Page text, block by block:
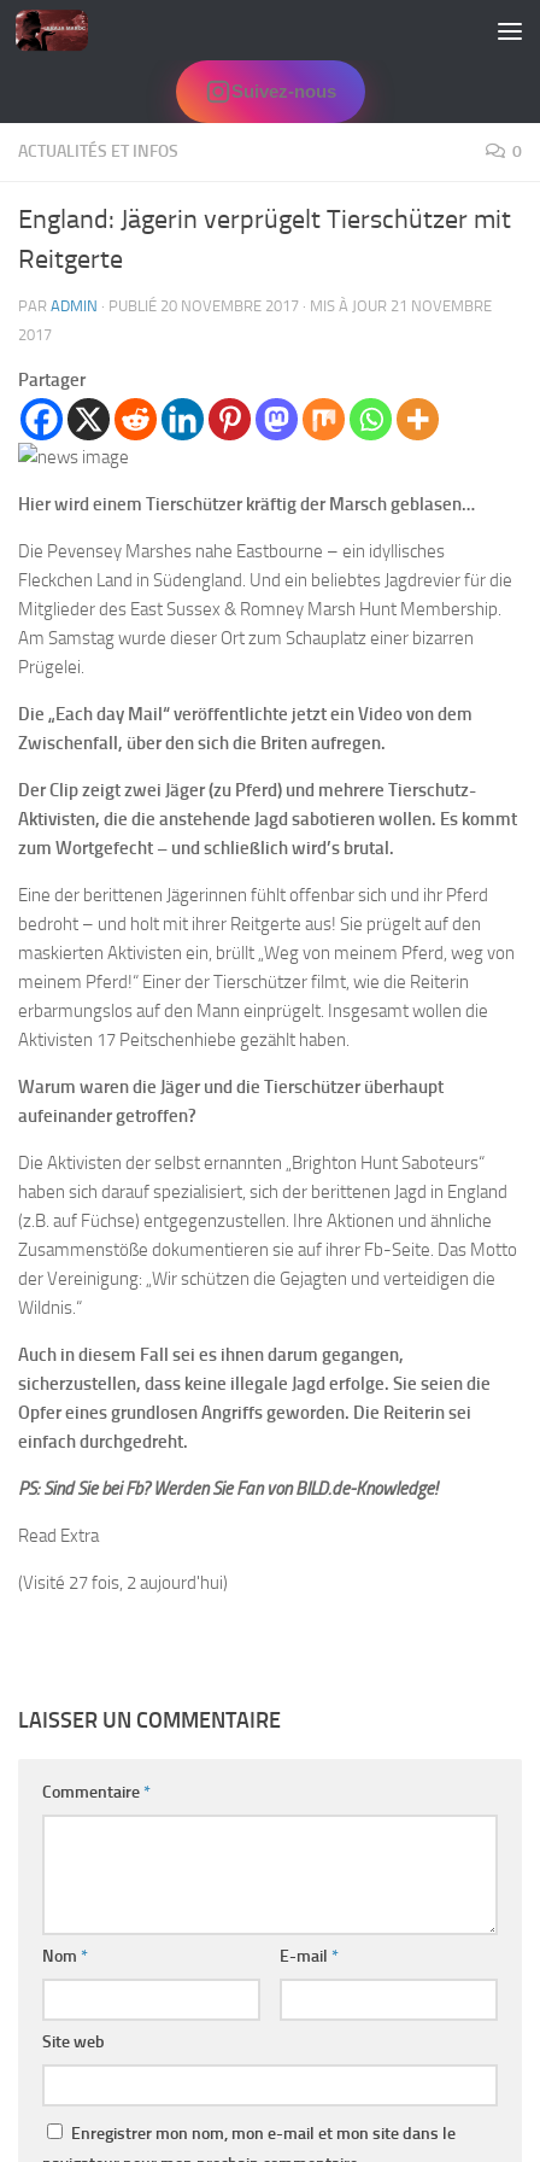
Skip to content
Suivez-nous
ACTUALITÉS ET INFOS 0
England: Jägerin verprügelt Tierschützer mit
Reitgerte
PAR ADMIN · PUBLIÉ 20 NOVEMBRE 2017 · MIS À JOUR 21 NOVEMBRE
2017
Partager
Hier wird einem Tierschützer kräftig der Marsch geblasen…
Die Pevensey Marshes nahe Eastbourne – ein idyllisches
Fleckchen Land in Südengland. Und ein beliebtes Jagdrevier für die
Mitglieder des East Sussex & Romney Marsh Hunt Membership.
Am Samstag wurde dieser Ort zum Schauplatz einer bizarren
Prügelei.
Die „Each day Mail“ veröffentlichte jetzt ein Video von dem
Zwischenfall, über den sich die Briten aufregen.
Der Clip zeigt zwei Jäger (zu Pferd) und mehrere Tierschutz-
Aktivisten, die die anstehende Jagd sabotieren wollen. Es kommt
zum Wortgefecht – und schließlich wird’s brutal.
Eine der berittenen Jägerinnen fühlt offenbar sich und ihr Pferd
bedroht – und holt mit ihrer Reitgerte aus! Sie prügelt auf den
maskierten Aktivisten ein, brüllt „Weg von meinem Pferd, weg von
meinem Pferd!“ Einer der Tierschützer filmt, wie die Reiterin
erbarmungslos auf den Mann einprügelt. Insgesamt wollen die
Aktivisten 17 Peitschenhiebe gezählt haben.
Warum waren die Jäger und die Tierschützer überhaupt
aufeinander getroffen?
Die Aktivisten der selbst ernannten „Brighton Hunt Saboteurs“
haben sich darauf spezialisiert, sich der berittenen Jagd in England
(z.B. auf Füchse) entgegenzustellen. Ihre Aktionen und ähnliche
Zusammenstöße dokumentieren sie auf ihrer Fb-Seite. Das Motto
der Vereinigung: „Wir schützen die Gejagten und verteidigen die
Wildnis.“
Auch in diesem Fall sei es ihnen darum gegangen,
sicherzustellen, dass keine illegale Jagd erfolge. Sie seien die
Opfer eines grundlosen Angriffs geworden. Die Reiterin sei
einfach durchgedreht.
PS: Sind Sie bei Fb? Werden Sie Fan von BILD.de-Knowledge!
Read Extra
(Visité 27 fois, 2 aujourd'hui)
LAISSER UN COMMENTAIRE
Commentaire*
Nom * E-mail *
Site web
Enregistrer mon nom, mon e-mail et mon site dans le